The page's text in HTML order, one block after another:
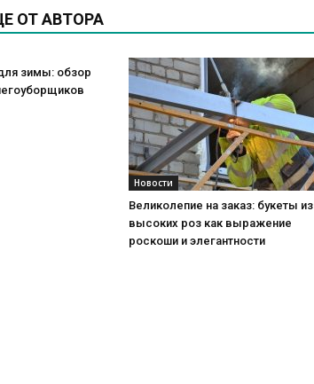
ОТ АВТОРА
зимы: обзор
Новости
Великолепие на заказ: букеты из
высоких роз как выражение
роскоши и элегантности